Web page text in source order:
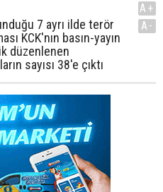
7 ayrı ilde terör
KCK'nın basın-yayın
düzenlenen
sayısı 38'e çıktı
A+
A-